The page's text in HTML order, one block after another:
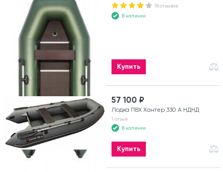
18 отзывов
В наличии
Купить
57 100 ₽
Лодка ПВХ Хантер 330 А НДНД
1 отзыв
В наличии
Купить